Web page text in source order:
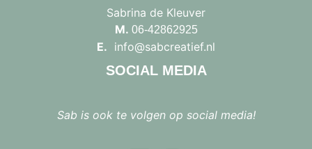
Sabrina de Kleuver
M. 06-42862925
E. info@sabcreatief.nl
SOCIAL MEDIA
Sab is ook te volgen op social media!